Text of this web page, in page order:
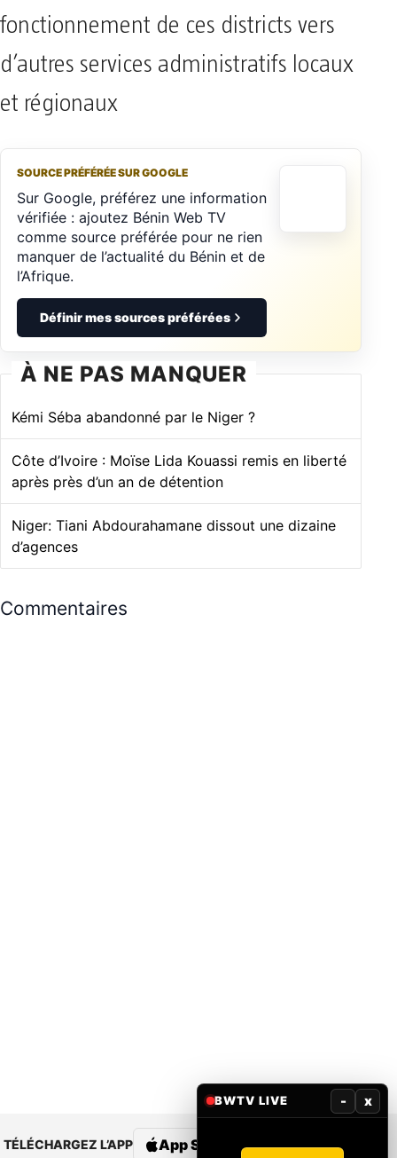
fonctionnement de ces districts vers
d’autres services administratifs locaux
et régionaux
SOURCE PRÉFÉRÉE SUR GOOGLE
Sur Google, préférez une information
vérifiée : ajoutez Bénin Web TV
comme source préférée pour ne rien
manquer de l’actualité du Bénin et de
l’Afrique.
Définir mes sources préférées
À NE PAS MANQUER
Kémi Séba abandonné par le Niger ?
Côte d’Ivoire : Moïse Lida Kouassi remis en liberté
après près d’un an de détention
Niger: Tiani Abdourahamane dissout une dizaine
d’agences
Commentaires
TÉLÉCHARGEZ L’APP App Store Google Play
BWTV LIVE - x